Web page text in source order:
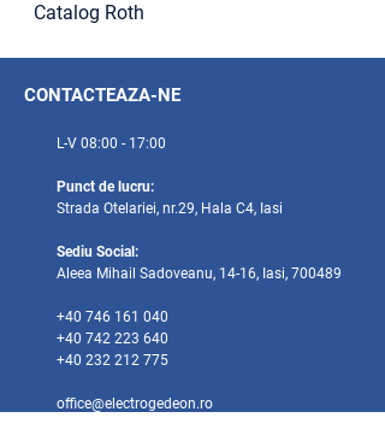
Catalog Roth
CONTACTEAZA-NE
L-V 08:00 - 17:00
Punct de lucru:
Strada Otelariei, nr.29, Hala C4, Iasi
Sediu Social:
Aleea Mihail Sadoveanu, 14-16, Iasi, 700489
+40 746 161 040
+40 742 223 640
+40 232 212 775
office@electrogedeon.ro